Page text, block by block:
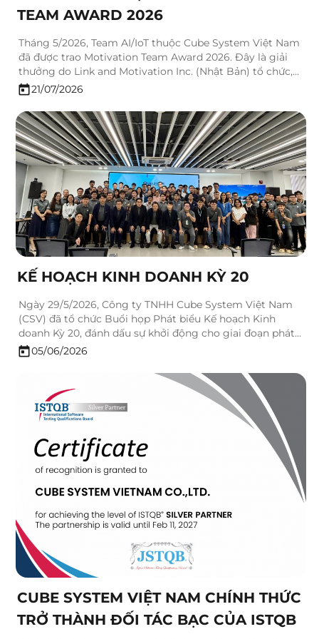
TEAM AWARD 2026
Tháng 5/2026, Team AI/IoT thuộc Cube System Việt Nam
đã được trao Motivation Team Award 2026. Đây là giải
thưởng do Link and Motivation Inc. (Nhật Bản) tổ chức,
nhằm ghi nhận những phòng ban và đội nhóm đã tạo ra
những thay đổi tích cực trong tổ chức, nâng cao mức độ
gắn kết…
21/07/2026
KẾ HOẠCH KINH DOANH KỲ 20
Ngày 29/5/2026, Công ty TNHH Cube System Việt Nam
(CSV) đã tổ chức Buổi họp Phát biểu Kế hoạch Kinh
doanh Kỳ 20, đánh dấu sự khởi động cho giai đoạn phát
triển mới của công ty. Sự kiện là dịp để toàn thể đội ngũ
cùng nhìn lại hành trình đã qua, đồng thời…
05/06/2026
CUBE SYSTEM VIỆT NAM CHÍNH THỨC
TRỞ THÀNH ĐỐI TÁC BẠC CỦA ISTQB